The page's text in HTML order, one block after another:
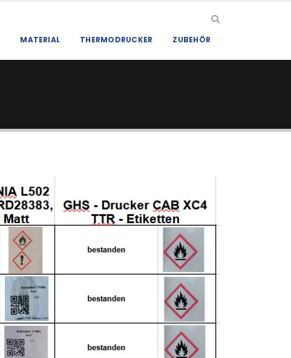
MATERIAL THERMODRUCKER ZUBEHÖR